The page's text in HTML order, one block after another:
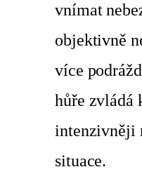
vnímat
objektivně
více
hůře zvládá
intenzivněji
situace.